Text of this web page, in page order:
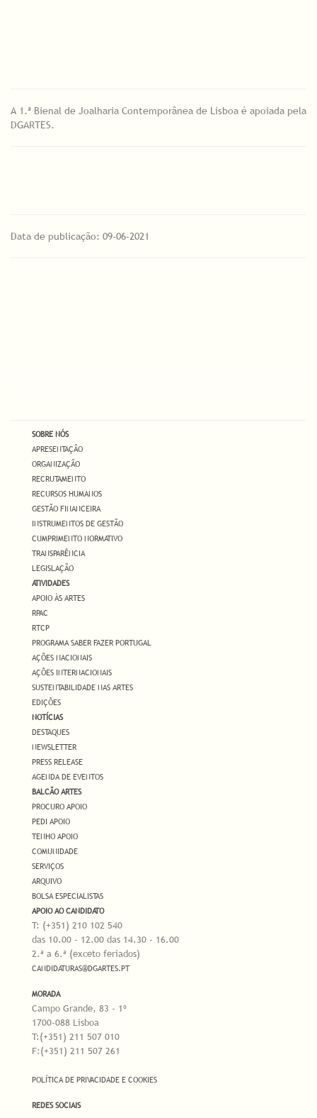
A 1.ª Bienal de Joalharia Contemporânea de Lisboa é apoiada pela
DGARTES.
Data de publicação: 09-06-2021
SOBRE NÓS
APRESENTAÇÃO
ORGANIZAÇÃO
RECRUTAMENTO
RECURSOS HUMANOS
GESTÃO FINANCEIRA
INSTRUMENTOS DE GESTÃO
CUMPRIMENTO NORMATIVO
TRANSPARÊNCIA
LEGISLAÇÃO
ATIVIDADES
APOIO ÀS ARTES
RPAC
RTCP
PROGRAMA SABER FAZER PORTUGAL
AÇÕES NACIONAIS
AÇÕES INTERNACIONAIS
SUSTENTABILIDADE NAS ARTES
EDIÇÕES
NOTÍCIAS
DESTAQUES
NEWSLETTER
PRESS RELEASE
AGENDA DE EVENTOS
BALCÃO ARTES
PROCURO APOIO
PEDI APOIO
TENHO APOIO
COMUNIDADE
SERVIÇOS
ARQUIVO
BOLSA ESPECIALISTAS
APOIO AO CANDIDATO
T: (+351) 210 102 540
das 10.00 - 12.00 das 14.30 - 16.00
2.ª a 6.ª (exceto feriados)
CANDIDATURAS@DGARTES.PT
MORADA
Campo Grande, 83 - 1º
1700-088 Lisboa
T:(+351) 211 507 010
F:(+351) 211 507 261
POLÍTICA DE PRIVACIDADE E COOKIES
REDES SOCIAIS